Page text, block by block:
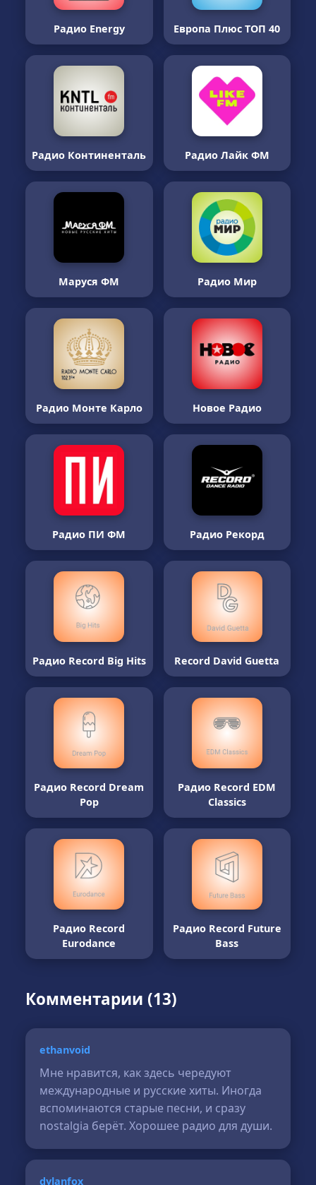
Радио Energy Европа Плюс ТОП 40
Радио Континенталь Радио Лайк ФМ
Маруся ФМ Радио Мир
Радио Монте Карло Новое Радио
Радио ПИ ФМ Радио Рекорд
Радио Record Big Hits Record David Guetta
Радио Record Dream
Pop
Радио Record EDM
Classics
Радио Record
Eurodance
Радио Record Future
Bass
Комментарии (13)
ethanvoid
Мне нравится, как здесь чередуют
международные и русские хиты. Иногда
вспоминаются старые песни, и сразу
nostalgia берёт. Хорошее радио для души.
dylanfox